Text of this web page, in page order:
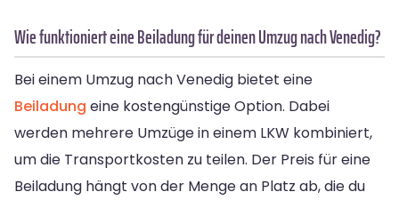
Wie funktioniert eine Beiladung für deinen Umzug nach Venedig?
Bei einem Umzug nach Venedig bietet eine
Beiladung eine kostengünstige Option. Dabei
werden mehrere Umzüge in einem LKW kombiniert,
um die Transportkosten zu teilen. Der Preis für eine
Beiladung hängt von der Menge an Platz ab, die du